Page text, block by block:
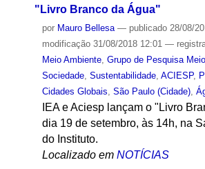
"Livro Branco da Água"
por Mauro Bellesa — publicado28/08/
modificação31/08/2018 12:01 —
Meio Ambiente, Grupo de Pesquisa
Sociedade, Sustentabilidade, ACIESP,
Cidades Globais, São Paulo (Cidade),
IEA e Aciesp lançam o "Livro
dia 19 de setembro, às 14h, na
do Instituto.
Localizado em NOTÍCIAS